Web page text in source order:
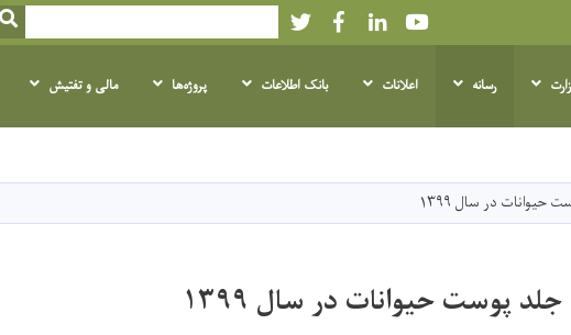
main
content
Youtube
LinkedIn
Facebook
Twitter
Search
رسانه اعلانات بانک اطلاعات پروژه‌ها مالی و تفتیش
در سال ۱۳۹۹
پوست حیوانات در سال ۱۳۹۹